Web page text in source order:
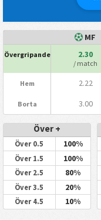
MF
Övergripande 2.30
/ match
Hem 2.22
Borta 3.00
Över +
Över 0.5 100%
Över 1.5 100%
Över 2.5 80%
Över 3.5 20%
Över 4.5 10%